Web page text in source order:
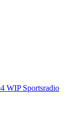
WIP Sportsradio